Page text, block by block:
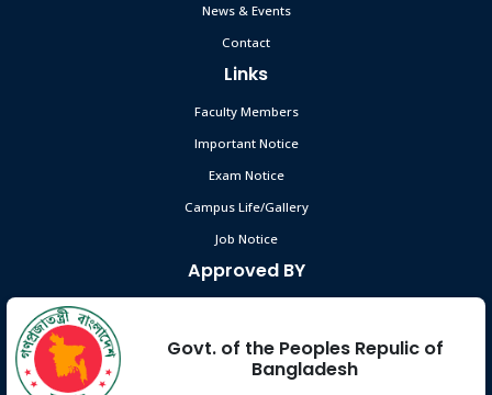
News & Events
Contact
Links
Faculty Members
Important Notice
Exam Notice
Campus Life/Gallery
Job Notice
Approved BY
Govt. of the Peoples Repulic of
Bangladesh